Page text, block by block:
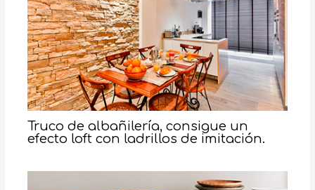
Truco de albañilería, consigue un
efecto loft con ladrillos de imitación.